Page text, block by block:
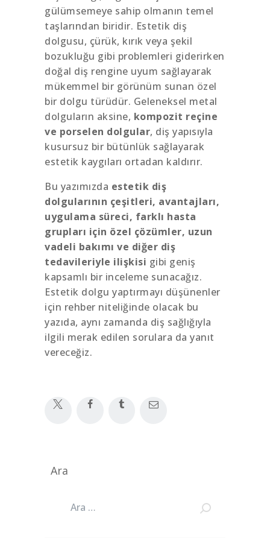
gülümsemeye sahip olmanın temel
taşlarından biridir. Estetik diş
dolgusu, çürük, kırık veya şekil
bozukluğu gibi problemleri giderirken
doğal diş rengine uyum sağlayarak
mükemmel bir görünüm sunan özel
bir dolgu türüdür. Geleneksel metal
dolguların aksine, kompozit reçine
ve porselen dolgular, diş yapısıyla
kusursuz bir bütünlük sağlayarak
estetik kaygıları ortadan kaldırır.
Bu yazımızda estetik diş
dolgularının çeşitleri, avantajları,
uygulama süreci, farklı hasta
grupları için özel çözümler, uzun
vadeli bakımı ve diğer diş
tedavileriyle ilişkisi gibi geniş
kapsamlı bir inceleme sunacağız.
Estetik dolgu yaptırmayı düşünenler
için rehber niteliğinde olacak bu
yazıda, aynı zamanda diş sağlığıyla
ilgili merak edilen sorulara da yanıt
vereceğiz.
Ara